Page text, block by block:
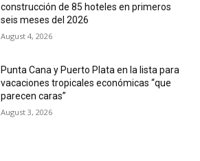
construcción de 85 hoteles en primeros
seis meses del 2026
August 4, 2026
Punta Cana y Puerto Plata en la lista para
vacaciones tropicales económicas “que
parecen caras”
August 3, 2026